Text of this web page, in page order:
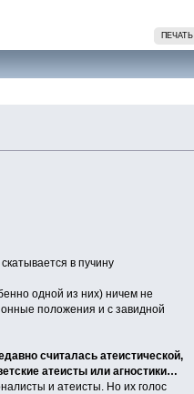
ПЕЧАТЬ
в пучину
одной из них) ничем не
положения и с завидной
считалась атеистической,
атеисты или агностики…
и атеисты. Но их голос